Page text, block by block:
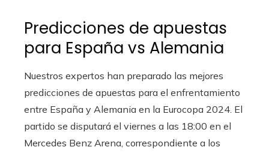
Predicciones de apuestas
para España vs Alemania
Nuestros expertos han preparado las mejores
predicciones de apuestas para el enfrentamiento
entre España y Alemania en la Eurocopa 2024. El
partido se disputará el viernes a las 18:00 en el
Mercedes Benz Arena, correspondiente a los